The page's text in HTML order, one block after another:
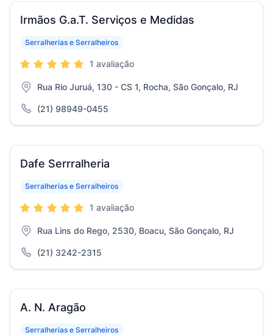
Irmãos G.a.T. Serviços e Medidas
Serralherias e Serralheiros
1 avaliação
Rua Rio Juruá, 130 - CS 1, Rocha, São Gonçalo, RJ
(21) 98949-0455
Dafe Serrralheria
Serralherias e Serralheiros
1 avaliação
Rua Lins do Rego, 2530, Boacu, São Gonçalo, RJ
(21) 3242-2315
A. N. Aragão
Serralherias e Serralheiros